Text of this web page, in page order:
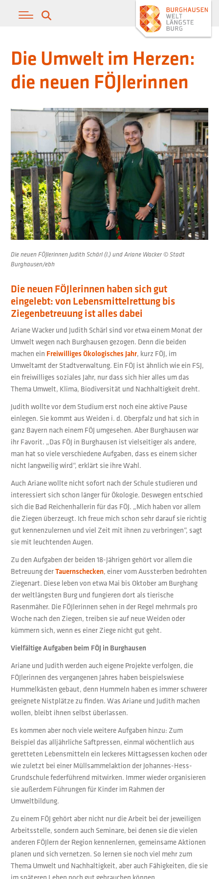
Die Umwelt im Herzen:
die neuen FÖJlerinnen
Die neuen FÖJlerinnen Judith Schärl (l.) und Ariane Wacker © Stadt
Burghausen/ebh
Die neuen FÖJlerinnen haben sich gut
eingelebt: von Lebensmittelrettung bis
Ziegenbetreuung ist alles dabei
Ariane Wacker und Judith Schärl sind vor etwa einem Monat der
Umwelt wegen nach Burghausen gezogen. Denn die beiden
machen ein Freiwilliges Ökologisches Jahr, kurz FÖJ, im
Umweltamt der Stadtverwaltung. Ein FÖJ ist ähnlich wie ein FSJ,
ein freiwilliges soziales Jahr, nur dass sich hier alles um das
Thema Umwelt, Klima, Biodiversität und Nachhaltigkeit dreht.
Judith wollte vor dem Studium erst noch eine aktive Pause
einlegen. Sie kommt aus Weiden i. d. Oberpfalz und hat sich in
ganz Bayern nach einem FÖJ umgesehen. Aber Burghausen war
ihr Favorit. „Das FÖJ in Burghausen ist vielseitiger als andere,
man hat so viele verschiedene Aufgaben, dass es einem sicher
nicht langweilig wird“, erklärt sie ihre Wahl.
Auch Ariane wollte nicht sofort nach der Schule studieren und
interessiert sich schon länger für Ökologie. Deswegen entschied
sich die Bad Reichenhallerin für das FÖJ. „Mich haben vor allem
die Ziegen überzeugt. Ich freue mich schon sehr darauf sie richtig
gut kennenzulernen und viel Zeit mit ihnen zu verbringen“, sagt
sie mit leuchtenden Augen.
Zu den Aufgaben der beiden 18-Jährigen gehört vor allem die
Betreuung derTauernschecken, einer vom Aussterben bedrohten
Ziegenart. Diese leben von etwa Mai bis Oktober am Burghang
der weltlängsten Burg und fungieren dort als tierische
Rasenmäher. Die FÖJlerinnen sehen in der Regel mehrmals pro
Woche nach den Ziegen, treiben sie auf neue Weiden oder
kümmern sich, wenn es einer Ziege nicht gut geht.
Vielfältige Aufgaben beim FÖJ in Burghausen
Ariane und Judith werden auch eigene Projekte verfolgen, die
FÖJlerinnen des vergangenen Jahres haben beispielswiese
Hummelkästen gebaut, denn Hummeln haben es immer schwerer
geeignete Nistplätze zu finden. Was Ariane und Judith machen
wollen, bleibt ihnen selbst überlassen.
Es kommen aber noch viele weitere Aufgaben hinzu: Zum
Beispiel das alljährliche Saftpressen, einmal wöchentlich aus
geretteten Lebensmitteln ein leckeres Mittagsessen kochen oder
wie zuletzt bei einer Müllsammelaktion der Johannes-Hess-
Grundschule federführend mitwirken. Immer wieder organisieren
sie außerdem Führungen für Kinder im Rahmen der
Umweltbildung.
Zu einem FÖJ gehört aber nicht nur die Arbeit bei der jeweiligen
Arbeitsstelle, sondern auch Seminare, bei denen sie die vielen
anderen FÖJlern der Region kennenlernen, gemeinsame Aktionen
planen und sich vernetzen. So lernen sie noch viel mehr zum
Thema Umwelt und Nachhaltigkeit, aber auch Fähigkeiten, die sie